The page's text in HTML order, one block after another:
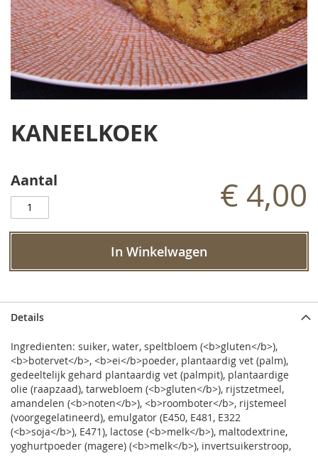
het
de
gallerij
KANEELKOEK
Aantal € 4,00
In Winkelwagen
Details
Ingredienten: suiker, water, speltbloem (<b>gluten</b>),
<b>botervet</b>, <b>ei</b>poeder, plantaardig vet (palm),
gedeeltelijk gehard plantaardig vet (palmpit), plantaardige
olie (raapzaad), tarwebloem (<b>gluten</b>), rijstzetmeel,
amandelen (<b>noten</b>), <b>roomboter</b>, rijstemeel
(voorgegelatineerd), emulgator (E450, E481, E322
(<b>soja</b>), E471), lactose (<b>melk</b>), maltodextrine,
yoghurtpoeder (magere) (<b>melk</b>), invertsuikerstroop,